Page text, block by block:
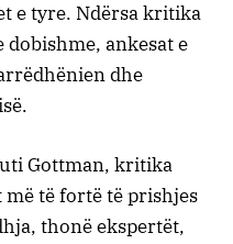
e tyre. Ndërsa kritika
ankesat e
dhe
Gottman, kritika
të fortë të prishjes
thonë ekspertët,